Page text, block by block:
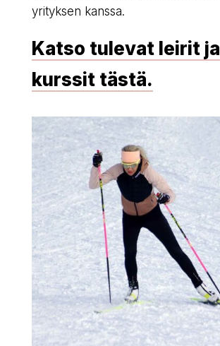
yrityksen kanssa.
Katso tulevat leirit ja
kurssit tästä.